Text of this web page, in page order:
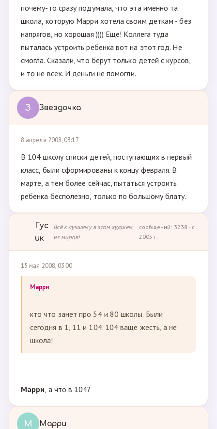
почему-то сразу подумала, что эта именно та
школа, которую Марри хотела своим деткам - без
напрягов, но хорошая )))) Еще! Коллега туда
пыталась устроить ребенка вот на этот год. Не
смогла. Сказали, что берут только детей с курсов,
и то не всех. И деньги не помогли.
З Звездочка
8 апреля 2008, 03:17
В 104 школу списки детей, поступающих в первый
класс, были сформированы к концу февраля. В
марте, а тем более сейчас, пытаться устроить
ребенка бесполезно, только по большому блату.
Гус
ик
Всё к лучшему в этом худшем
из миров!
сообщений: 3238 · с
2005 г.
15 мая 2008, 03:00
Марри
кто что занет про 54 и 80 школы. Были
сегодня в 1, 11 и 104. 104 ваще жесть, а не
школа!
Марри, а что в 104?
М Марри